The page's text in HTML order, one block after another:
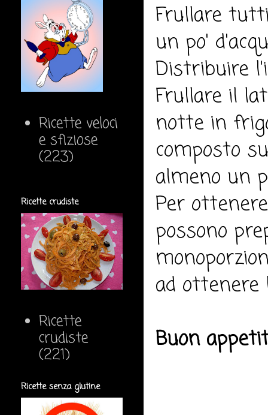
Frullare
un po'
Distribuire
Frullare il
notte in
composto
almeno un
Per
possono
ad ottenere
Buon
Ricette veloci
e sfiziose
(223)
Ricette crudiste
Ricette
crudiste
(221)
Ricette senza glutine